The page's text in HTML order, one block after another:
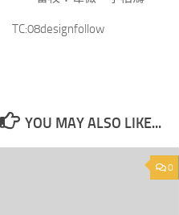
TC:08designfollow
YOU MAY ALSO LIKE...
0